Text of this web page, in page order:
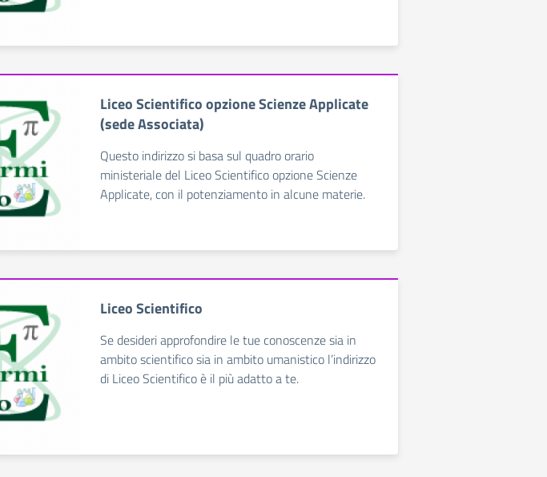
Liceo Scientifico opzione Scienze Applicate
(sede Associata)
Questo indirizzo si basa sul quadro orario
ministeriale del Liceo Scientifico opzione Scienze
Applicate, con il potenziamento in alcune materie.
Liceo Scientifico
Se desideri approfondire le tue conoscenze sia in
ambito scientifico sia in ambito umanistico l’indirizzo
di Liceo Scientifico è il più adatto a te.